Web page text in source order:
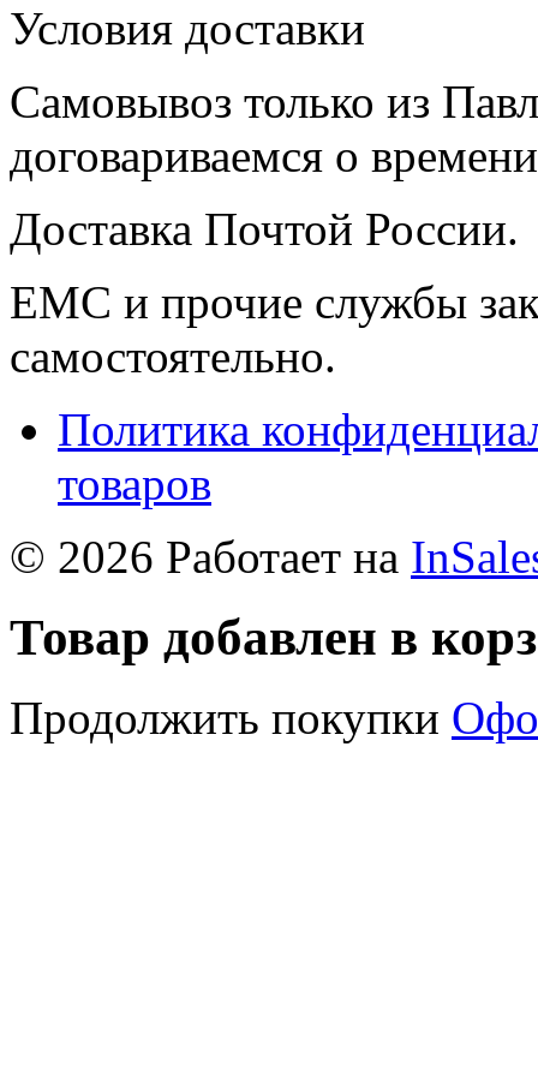
Условия доставки
Самовывоз только из
договариваемся о
Доставка Почтой России.
ЕМС и прочие службы
самостоятельно.
Политика
товаров
© 2026 Работает на
Товар добавлен в
Продолжить покупки